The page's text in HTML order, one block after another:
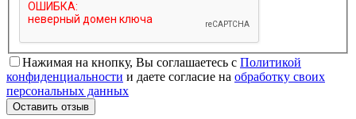
Нажимая на кнопку, Вы соглашаетесь с Политикой
конфиденциальности и даете согласие на обработку своих
персональных данных
Оставить отзыв